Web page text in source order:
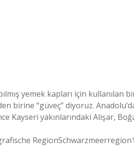
yemek kapları için kullanılan
birine “güveç” diyoruz.
Kayseri yakınlarındaki Alişar,